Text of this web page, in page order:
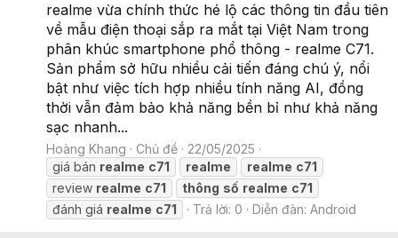
realme vừa chính thức hé lộ các thông tin đầu tiên
về mẫu điện thoại sắp ra mắt tại Việt Nam trong
phân khúc smartphone phổ thông - realme C71.
Sản phẩm sở hữu nhiều cải tiến đáng chú ý, nổi
bật như việc tích hợp nhiều tính năng AI, đồng
thời vẫn đảm bảo khả năng bền bỉ như khả năng
sạc nhanh...
Hoàng Khang Chủ đề
22/05/2025
giá bán realme c71 realme realme c71
review realme c71 thông số realme c71
đánh giá realme c71 Trả lời: 0 Diễn đàn: Android